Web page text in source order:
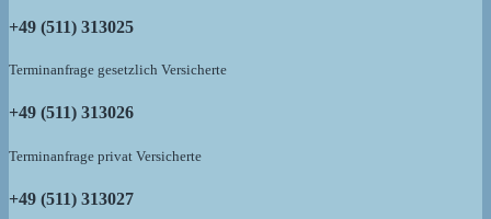
+49 (511) 313025
Terminanfrage gesetzlich Versicherte
+49 (511) 313026
Terminanfrage privat Versicherte
+49 (511) 313027